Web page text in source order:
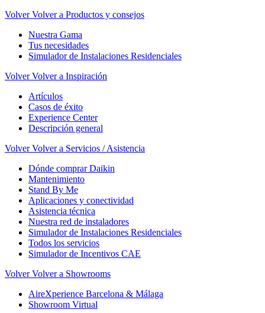
Volver Volver a Productos y consejos
Nuestra Gama
Tus necesidades
Simulador de Instalaciones Residenciales
Volver Volver a Inspiración
Artículos
Casos de éxito
Experience Center
Descripción general
Volver Volver a Servicios / Asistencia
Dónde comprar Daikin
Mantenimiento
Stand By Me
Aplicaciones y conectividad
Asistencia técnica
Nuestra red de instaladores
Simulador de Instalaciones Residenciales
Todos los servicios
Simulador de Incentivos CAE
Volver Volver a Showrooms
AireXperience Barcelona & Málaga
Showroom Virtual